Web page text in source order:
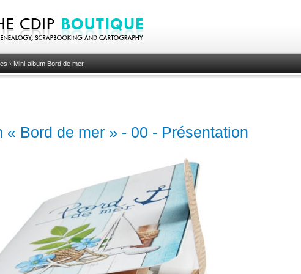
› Mini-album Bord de mer
« Bord de mer » - 00 - Présentation